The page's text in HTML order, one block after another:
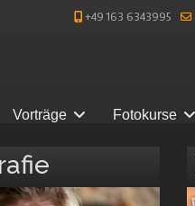
+49 163 6343995
Vorträge Fotokurse